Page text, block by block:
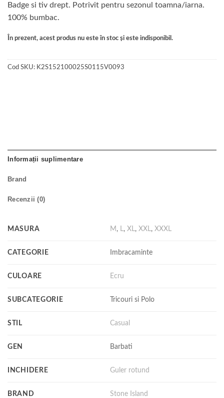
Badge si tiv drept. Potrivit pentru sezonul toamna/iarna.
100% bumbac.
În prezent, acest produs nu este în stoc și este indisponibil.
Cod SKU: K2S152100025S0115V0093
Informații suplimentare
Brand
Recenzii (0)
MASURA M , , XL , XXL , XXXL
CATEGORIE Imbracaminte
CULOARE Ecru
SUBCATEGORIE Tricouri si Polo
STIL Casual
GEN Barbati
INCHIDERE Guler rotund
BRAND Stone Island